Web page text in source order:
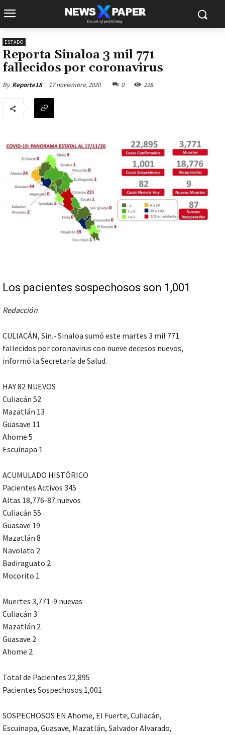
ESTADO
Reporta Sinaloa 3 mil 771
fallecidos por coronavirus
By Reporte18 17 noviembre, 2020 0 228
Los pacientes sospechosos son 1,001
Redacción
CULIACÁN, Sin.- Sinaloa sumó este martes 3 mil 771
fallecidos por coronavirus con nueve decesos nuevos,
informó la Secretaría de Salud.
HAY 82 NUEVOS
Culiacán 52
Mazatlán 13
Guasave 11
Ahome 5
Escuinapa 1
ACUMULADO HISTÓRICO
Pacientes Activos 345
Altas 18,776-87 nuevos
Culiacán 55
Guasave 19
Mazatlán 8
Navolato 2
Badiraguato 2
Mocorito 1
Muertes 3,771-9 nuevas
Culiacán 3
Mazatlán 2
Guasave 2
Ahome 2
Total de Pacientes 22,895
Pacientes Sospechosos 1,001
SOSPECHOSOS EN Ahome, El Fuerte, Culiacán,
Escuinapa, Guasave, Mazatlán, Salvador Alvarado,